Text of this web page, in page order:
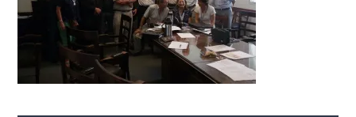
Comisiones
Relaciones